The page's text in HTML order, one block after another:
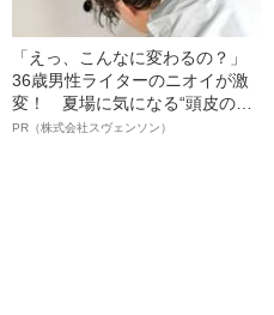
「えっ、こんなに変わるの？」
36歳男性ライターのニオイが激
変！ 夏場に気になる“頭皮のニ
オイ”や“ベタつき”を解消す
PR（株式会社スヴェンソン）